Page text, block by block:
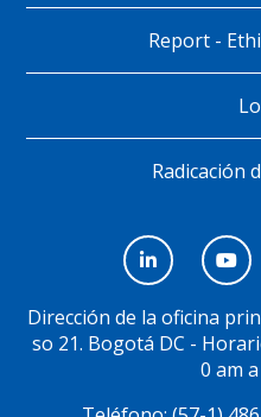
Report -
Radicación
Social
Dirección de la oficina
so 21. Bogotá DC -
0 am